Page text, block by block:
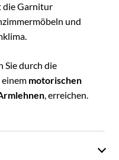
die Garnitur
und
Sie durch die
einem motorischen
, erreichen.